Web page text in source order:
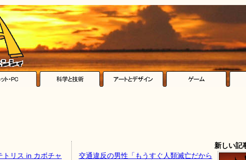
リス in カボチャ
新しい記
交通違反の男性「もうすぐ人類滅亡だから